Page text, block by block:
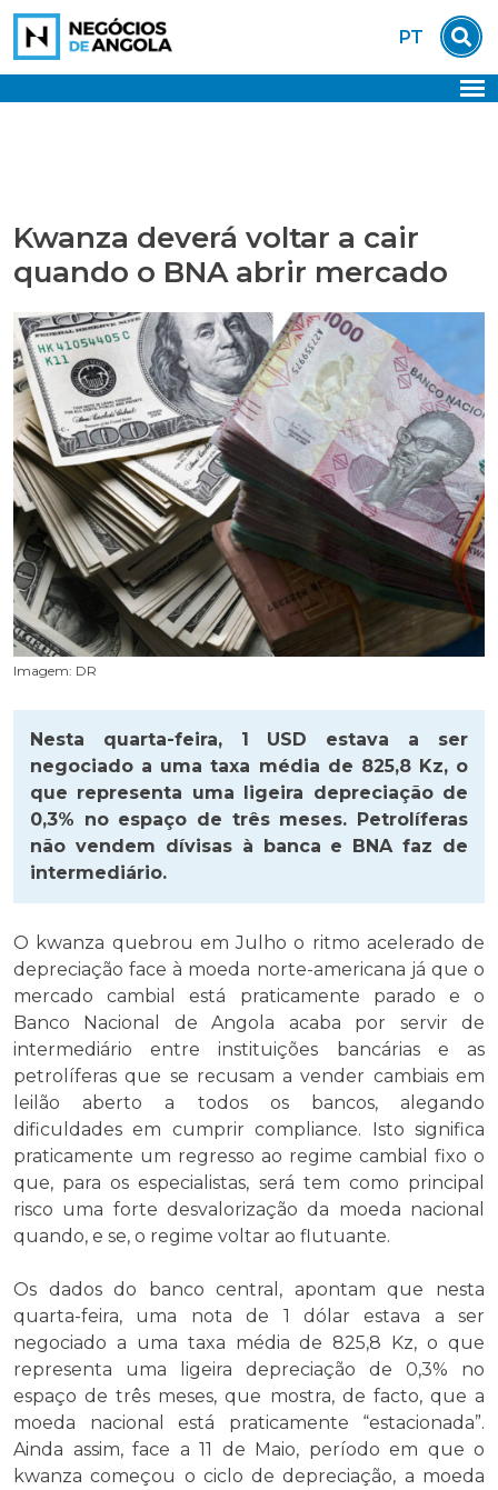
Skip
content
PT
Kwanza deverá voltar a cair
quando o BNA abrir mercado
Imagem: DR
Nesta quarta-feira, 1 USD estava a ser
negociado a uma taxa média de 825,8 Kz, o
que representa uma ligeira depreciação de
0,3% no espaço de três meses. Petrolíferas
não vendem dívisas à banca e BNA faz de
intermediário.
O kwanza quebrou em Julho o ritmo acelerado de
depreciação face à moeda norte-americana já que o
mercado cambial está praticamente parado e o
Banco Nacional de Angola acaba por servir de
intermediário entre instituições bancárias e as
petrolíferas que se recusam a vender cambiais em
leilão aberto a todos os bancos, alegando
dificuldades em cumprir compliance. Isto significa
praticamente um regresso ao regime cambial fixo o
que, para os especialistas, será tem como principal
risco uma forte desvalorização da moeda nacional
quando, e se, o regime voltar ao flutuante.
Os dados do banco central, apontam que nesta
quarta-feira, uma nota de 1 dólar estava a ser
negociado a uma taxa média de 825,8 Kz, o que
representa uma ligeira depreciação de 0,3% no
espaço de três meses, que mostra, de facto, que a
moeda nacional está praticamente “estacionada”.
Ainda assim, face a 11 de Maio, período em que o
kwanza começou o ciclo de depreciação, a moeda